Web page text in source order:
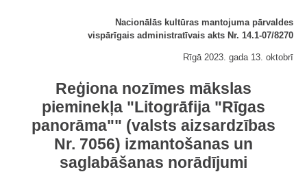
Nacionālās kultūras mantojuma pārvaldes
vispārīgais administratīvais akts Nr. 14.1-07/8270
Rīgā 2023. gada 13. oktobrī
Reģiona nozīmes mākslas
pieminekļa "Litogrāfija "Rīgas
panorāma"" (valsts aizsardzības
Nr. 7056) izmantošanas un
saglabāšanas norādījumi